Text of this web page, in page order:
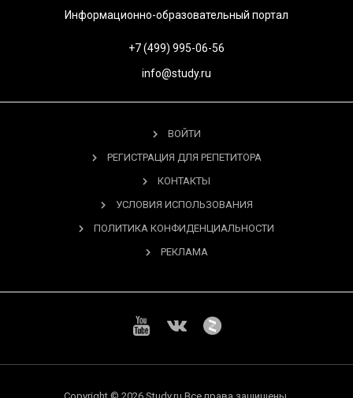
Информационно-образовательный портал
+7 (499) 995-06-56
info@study.ru
ВОЙТИ
РЕГИСТРАЦИЯ ДЛЯ РЕПЕТИТОРА
КОНТАКТЫ
УСЛОВИЯ ИСПОЛЬЗОВАНИЯ
ПОЛИТИКА КОНФИДЕНЦИАЛЬНОСТИ
РЕКЛАМА